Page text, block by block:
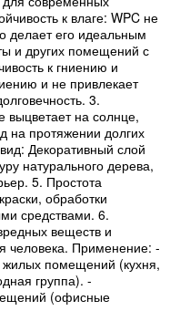
к влаге: WPC не
делает его идеальным
и других помещений с
к гниению и
и не привлекает
3.
выцветает на солнце,
на протяжении долгих
Декоративный слой
натурального дерева,
5. Простота
обработки
средствами. 6.
веществ и
человека. Применение: -
жилых помещений (кухня,
группа). -
(офисные